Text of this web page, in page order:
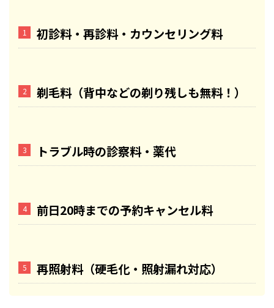
初診料・再診料・カウンセリング料
剃毛料（背中などの剃り残しも無料！）
トラブル時の診察料・薬代
前日20時までの予約キャンセル料
再照射料（硬毛化・照射漏れ対応）